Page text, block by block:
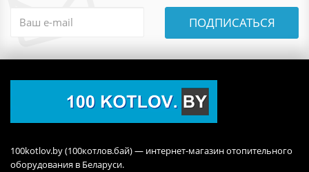
ПОДПИСАТЬСЯ
100kotlov.by (100котлов.бай) — интернет-магазин отопительного
оборудования в Беларуси.